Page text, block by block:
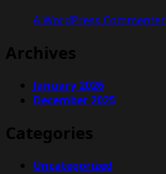
A WordPress Commenter
Archives
January 2026
December 2025
Categories
Uncategorized